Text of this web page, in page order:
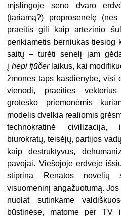
mįslingoje seno dvaro
(tariamą?) proprosenelę
praeitis gili kaip artezinio
penkiametis berniukas tiesiog
saitų – turėti senelį jam
į hepi fjūčerlaikus, kai
žmones taps kasdienybe, visi
vienodi, praeities vektorius
grotesko priemonėmis
modelis dvelkia realiomis
technokratinė civilizacija,
biurokratų, teisėjų, partijos
kaip destruktyvūs,
pavojai. Viešojoje erdvėje
stiprina Renatos novelių
visuomeninį angažuotumą.
nuolat sutinkame
būstinėse, matome per